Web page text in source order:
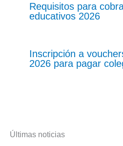
Requisitos para
educativos 2026
Inscripción a
2026 para pagar
Últimas noticias